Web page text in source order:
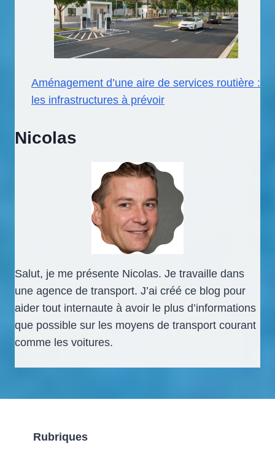
Aménagement d’une aire de services routière :
les infrastructures à prévoir
Nicolas
Salut, je me présente Nicolas. Je travaille dans
une agence de transport. J’ai créé ce blog pour
aider tout internaute à avoir le plus d’informations
que possible sur les moyens de transport courant
comme les voitures.
Rubriques